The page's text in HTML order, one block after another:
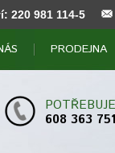
220 981 114-5
PRODEJNA
608 363 751